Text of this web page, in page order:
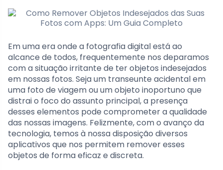
Em uma era onde a fotografia digital está ao
alcance de todos, frequentemente nos deparamos
com a situação irritante de ter objetos indesejados
em nossas fotos. Seja um transeunte acidental em
uma foto de viagem ou um objeto inoportuno que
distrai o foco do assunto principal, a presença
desses elementos pode comprometer a qualidade
das nossas imagens. Felizmente, com o avanço da
tecnologia, temos à nossa disposição diversos
aplicativos que nos permitem remover esses
objetos de forma eficaz e discreta.